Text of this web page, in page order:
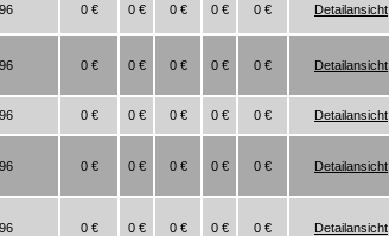
0 € 0 € 0 € 0 € 0 € Detailansicht
0 € 0 € 0 € 0 € 0 € Detailansicht
0 € 0 € 0 € 0 € 0 € Detailansicht
0 € 0 € 0 € 0 € 0 € Detailansicht
0 € 0 € 0 € 0 € 0 € Detailansicht